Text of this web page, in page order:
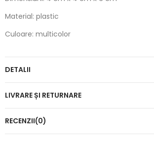
Material: plastic
Culoare: multicolor
DETALII
LIVRARE ȘI RETURNARE
RECENZII(0)